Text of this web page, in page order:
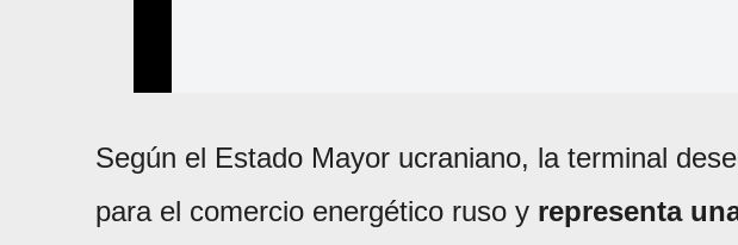
Según el Estado Mayor ucraniano, la terminal
para el comercio energético ruso y representa